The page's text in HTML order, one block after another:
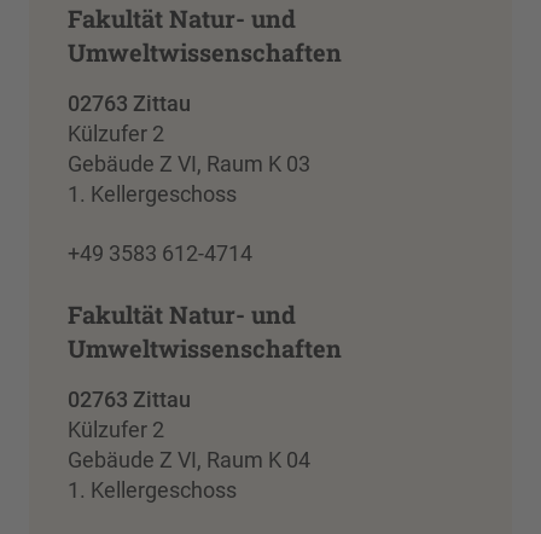
Fakultät Natur- und
Umweltwissenschaften
02763 Zittau
Külzufer 2
Gebäude Z VI, Raum K 03
1. Kellergeschoss
+49 3583 612-4714
Fakultät Natur- und
Umweltwissenschaften
02763 Zittau
Külzufer 2
Gebäude Z VI, Raum K 04
1. Kellergeschoss